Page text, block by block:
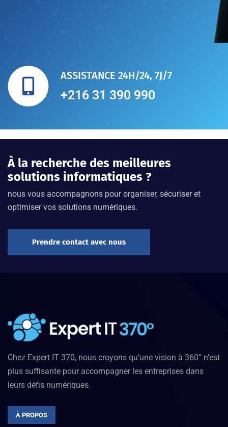
ASSISTANCE 24H/24, 7J/7
+216 31 390 990
À la recherche des meilleures
solutions informatiques ?
nous vous accompagnons pour organiser, sécuriser et
optimiser vos solutions numériques.
Prendre contact avec nous
Chez Expert IT 370, nous croyons qu’une vision à 360° n’est
plus suffisante pour accompagner les entreprises dans
leurs défis numériques.
À PROPOS